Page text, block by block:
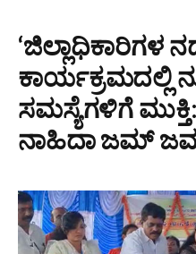
‘ಜಿಲ್ಲಾಧಿಕಾರಿಗಳ
ಕಾರ್ಯಕ್ರಮದಲ್ಲಿ
ಸಮಸ್ಯೆಗಳಿಗೆ
ನಾಹಿದಾ ಜಮ್